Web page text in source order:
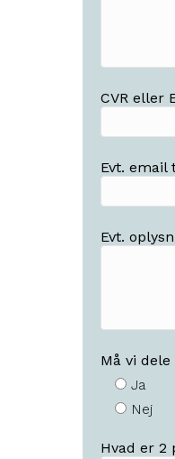
CVR eller
Evt. email
Evt.
Må vi
Ja
Nej
Hvad er 2